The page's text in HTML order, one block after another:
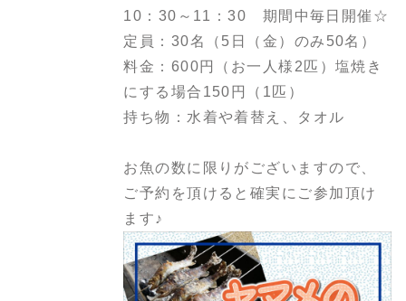
10：30～11：30 期間中毎日開催☆
定員：30名（5日（金）のみ50名）
料金：600円（お一人様2匹）塩焼き
にする場合150円（1匹）
持ち物：水着や着替え、タオル
お魚の数に限りがございますので、
ご予約を頂けると確実にご参加頂け
ます♪